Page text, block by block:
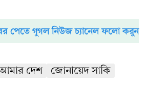
পেতে গুগল নিউজ চ্যানেল ফলো করুন
দেশ জোনায়েদ সাকি